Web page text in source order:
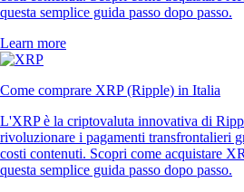
questa semplice guida passo dopo passo.
Learn more
Come comprare XRP (Ripple) in Italia
L'XRP è la criptovaluta innovativa di
rivoluzionare i pagamenti transfrontalieri
costi contenuti. Scopri come acquistare
questa semplice guida passo dopo passo.